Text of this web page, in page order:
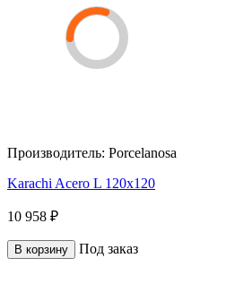
Производитель: Porcelanosa
Karachi Acero L 120х120
10 958 ₽
В корзину Под заказ